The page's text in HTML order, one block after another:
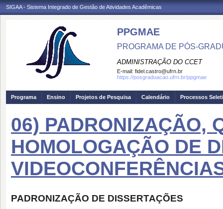
SIGAA - Sistema Integrado de Gestão de Atividades Acadêmicas
PPGMAE
PROGRAMA DE PÓS-
ADMINISTRAÇÃO DO CCET
E-mail: fidel.castro@ufrn.br
https://posgraduacao.ufrn.br/ppgmae
Programa Ensino Projetos de Pesquisa Calendário Processos
06) PADRONIZAÇÃO,
HOMOLOGAÇÃO DE
PADRONIZAÇÃO DE DISSERTAÇÕES